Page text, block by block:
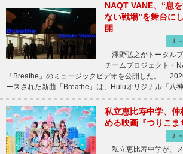
NAQT VANE、“息
ない戦場”を舞台に
開
Ｊ
澤野弘之がトータル
チームプロジェクト・
「Breathe」のミュージックビデオを公開した。
ースされた新曲「Breathe」は、Huluオリジナル『八
私立恵比寿中学、
める映画『つりこま
Ｊ
私立恵比寿中学が、